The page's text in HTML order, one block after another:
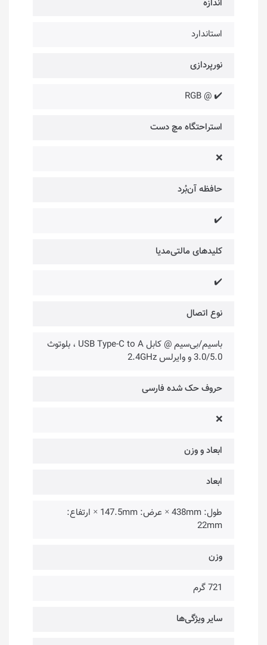
اندازه
استاندارد
نورپردازی
✔️ @ RGB
استراحتگاه مچ دست
❌
حافظه آن‌بُرد
✔️
کلیدهای مالتی‌مدیا
✔️
نوع اتصال
باسیم/بی‌سیم @ کابل USB Type-C to A ، بلوتوث
3.0/5.0 و وایرلس 2.4GHz
حروف حک شده فارسی
❌
ابعاد و وزن
ابعاد
طول: 438mm × عرض: 147.5mm × ارتفاع:
22mm
وزن
721 گرم
سایر ویژگی‌ها